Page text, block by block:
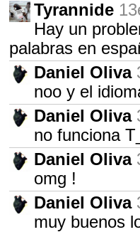
Tyrannide
Hay un
palabras en
Daniel Oliva
noo y el
Daniel Oliva
no funciona
Daniel Oliva
omg !
Daniel Oliva
muy buenos